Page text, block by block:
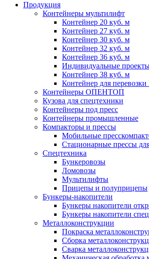
Продукция
Контейнеры мультилифт
Контейнер 20 куб. м
Контейнер 27 куб. м
Контейнер 30 куб. м
Контейнер 32 куб. м
Контейнер 36 куб. м
Индивидуальные
Контейнер 38 куб. м
Контейнер для
Контейнеры ОПЕНТОП
Кузова для спецтехники
Контейнеры под пресс
Контейнеры промышленные
Компакторы и прессы
Мобильные
Стационарные прессы
Спецтехника
Бункеровозы
Ломовозы
Мультилифты
Прицепы и полуприцепы
Бункеры-накопители
Бункеры накопители
Бункеры накопители
Металлоконструкции
Покраска
Сборка
Сварка